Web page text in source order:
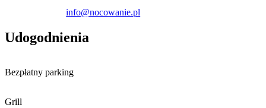
info@nocowanie.pl
Udogodnienia
Bezpłatny parking
Grill